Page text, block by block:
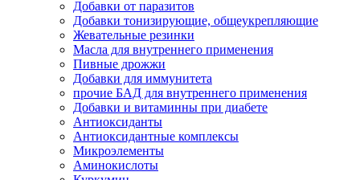
Добавки от паразитов
Добавки тонизирующие, общеукрепляющие
Жевательные резинки
Масла для внутреннего применения
Пивные дрожжи
Добавки для иммунитета
прочие БАД для внутреннего применения
Добавки и витаминны при диабете
Антиоксиданты
Антиоксидантные комплексы
Микроэлементы
Аминокислоты